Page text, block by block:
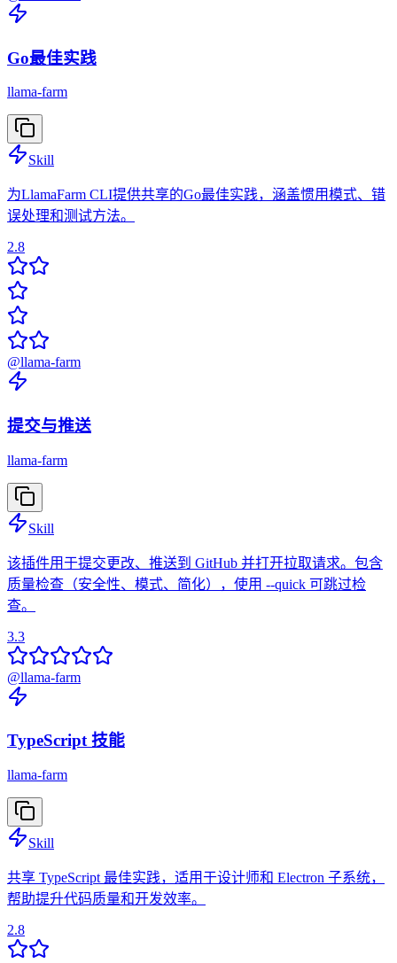
Go最佳实践
llama-farm
Skill
为LlamaFarm CLI提供共享的Go最佳实践，涵盖惯用模式、错
误处理和测试方法。
2.8
@llama-farm
提交与推送
llama-farm
Skill
该插件用于提交更改、推送到 GitHub 并打开拉取请求。包含
质量检查（安全性、模式、简化），使用 --quick 可跳过检
查。
3.3
@llama-farm
TypeScript 技能
llama-farm
Skill
共享 TypeScript 最佳实践，适用于设计师和 Electron 子系统，
帮助提升代码质量和开发效率。
2.8